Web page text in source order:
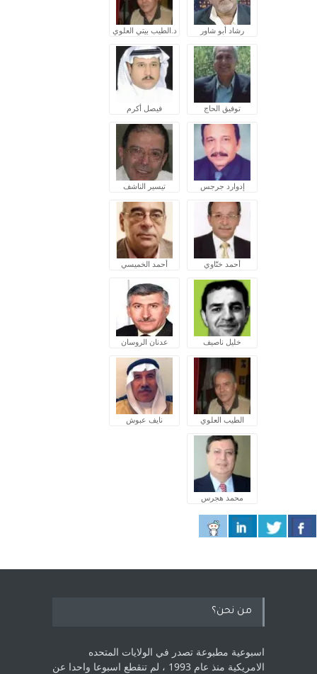
رشاد أبو شاور د.الطيب بيتي العلوي
توفيق الحاج فيصل أكرم
إدوارد جرجس تيسير الناشف
أحمد ختّاوي أحمد الخميسي
خليل ناصيف عدنان الروسان
الطيب العلوي نايف عبوش
محمد هجرس
من نحن؟
اسبوعية مطبوعة تصدر في الولايات المتحده
الامريكية منذ عام 1993 ، لم ‏تنقطع اسبوعا واحدا عن